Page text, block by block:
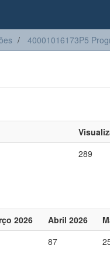
40001016173P5
289
2026 Abril 2026
87